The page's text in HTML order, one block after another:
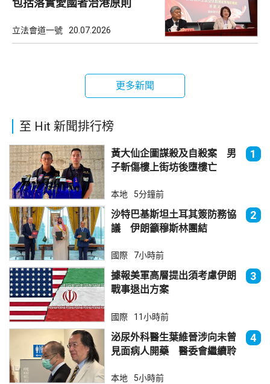
立法會道一號 20.07.2026
更多新聞
至 Hit 新聞排行榜
黃大仙企圖謀殺及自殺案 男
子斬傷樓上街坊後墮樓亡
1
本地 5分鐘前
沙特巴基斯坦土耳其簽防務協
議 伊朗籲穆斯林團結
2
國際 7小時前
據報美軍高層提出須考慮伊朗
戰事退出方案
3
國際 11小時前
泌尿外科醫生葉維晉涉向未曾
見面病人開藥 醫委會繼續聆
4
本地 5小時前